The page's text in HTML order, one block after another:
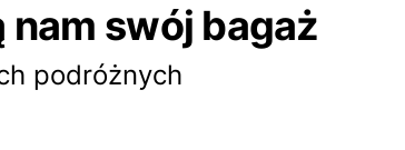
swój bagaż
podróżnych